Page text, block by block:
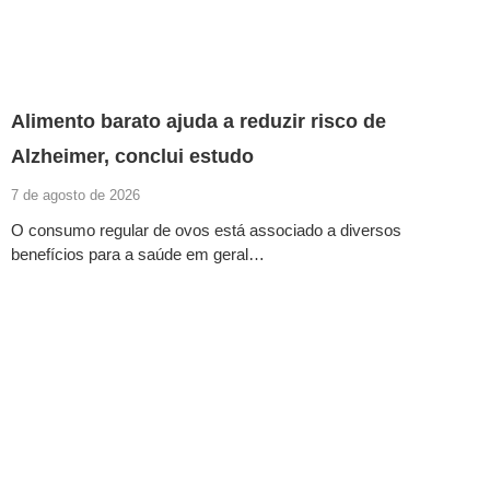
Alimento barato ajuda a reduzir risco de
Alzheimer, conclui estudo
7 de agosto de 2026
O consumo regular de ovos está associado a diversos
benefícios para a saúde em geral…